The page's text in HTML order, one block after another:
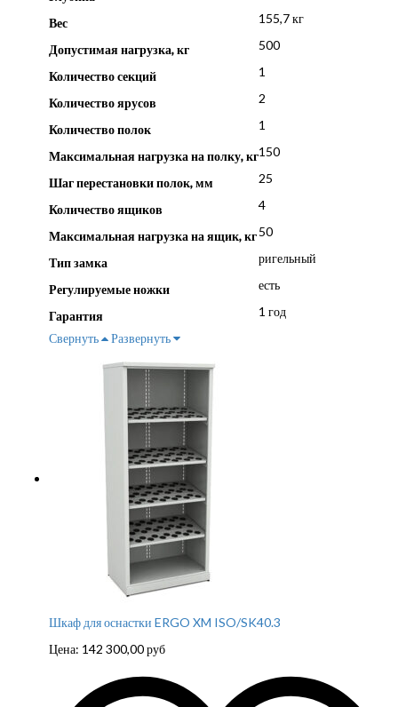
Вес 155,7 кг
Допустимая нагрузка, кг 500
Количество секций 1
Количество ярусов 2
Количество полок 1
Максимальная нагрузка на полку, кг150
Шаг перестановки полок, мм 25
Количество ящиков 4
Максимальная нагрузка на ящик, кг50
Тип замка ригельный
Регулируемые ножки есть
Гарантия
1 год
Свернуть
Развернуть
Шкаф для оснастки ERGO XM ISO/SK40.3
Цена: 142 300,00руб